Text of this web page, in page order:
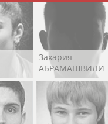
Захария
АБРАМАШВИЛИ